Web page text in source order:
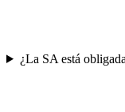
¿La SA está